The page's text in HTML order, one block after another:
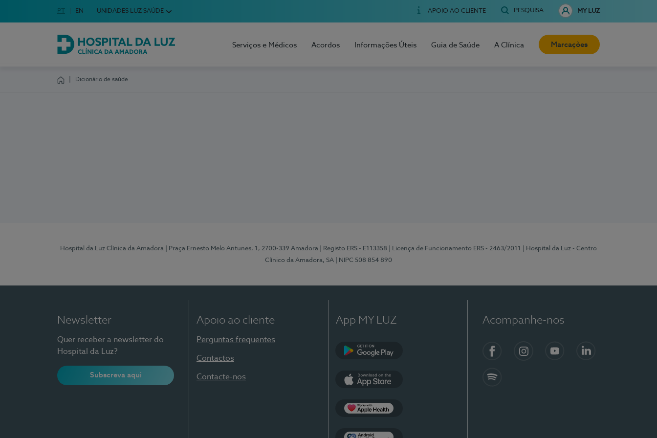
Escolha o seu idioma
Idioma em Português
PT English Language
EN UNIDADES LUZ SAÚDE APOIO AO CLIENTE PESQUISA MY LUZ
Hospital da Luz Clínica da Amadora
Serviços e Médicos Acordos Informações Úteis Guia de Saúde A Clínica Marcações
Dicionário de saúde
Hospital da Luz Clínica da Amadora | Praça Ernesto Melo Antunes, 1, 2700-339 Amadora | Registo ERS - E113358 | Licença de Funcionamento ERS - 2463/2011
| Hospital da Luz - Centro
Clínico da Amadora, SA
| NIPC 508 854 890
Newsletter
Quer receber a newsletter do
Hospital da Luz?
Subscreva aqui
Apoio ao cliente
Perguntas frequentes
Contactos
Contacte-nos
App MY LUZ Acompanhe-nos